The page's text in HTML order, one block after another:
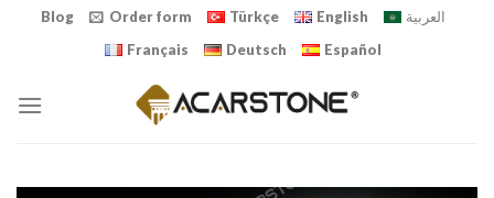
Blog Order form Türkçe English
العربية
Français
Deutsch Español